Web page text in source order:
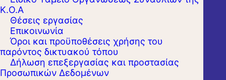
Κ.Ο.Α
Θέσεις εργασίας
Επικοινωνία
Όροι και προϋποθέσεις χρήσης του
παρόντος δικτυακού τόπου
Δήλωση επεξεργασίας και προστασίας
Προσωπικών Δεδομένων